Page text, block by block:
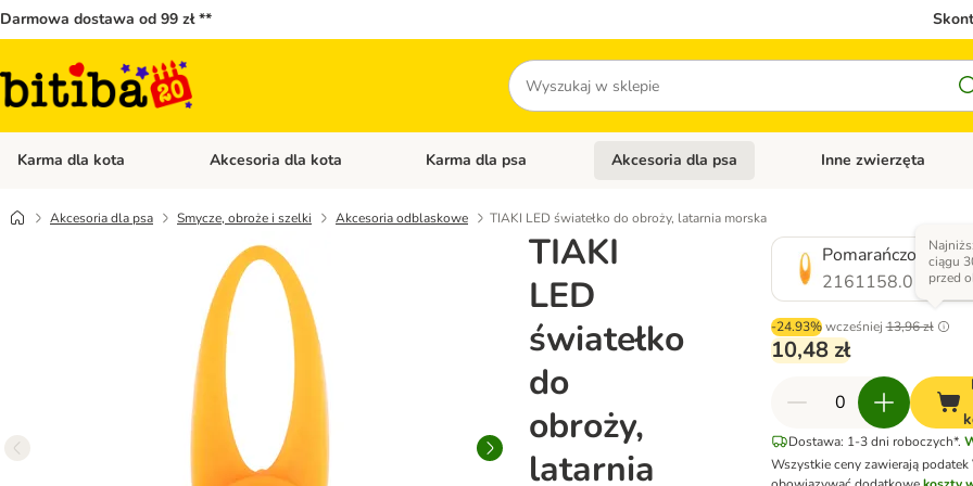
Darmowa dostawa od 99 zł **
Szukaj
Karma dla kota Otwórz menu kategorii: Karma dla kota
Akcesoria dla kota Otwórz menu kategorii: Akcesoria dla kota
Karma dla psa Otwórz menu kategorii: Karma dla psa
Akcesoria dla psa Otwórz menu kategorii:
Inne zwierzęta
Akcesoria dla psa Smycze, obroże i szelki Akcesoria odblaskowe TIAKI LED światełko do obroży, latarnia morska
TIAKI
LED
światełko
do
obroży,
latarnia
Pomarańczowy
2161158.0
-24.93% wcześniej 13,96 zł
ciągu
przed
10,48 zł
Dostawa: 1-3 dni roboczych*.
Wszystkie ceny zawierają podatek